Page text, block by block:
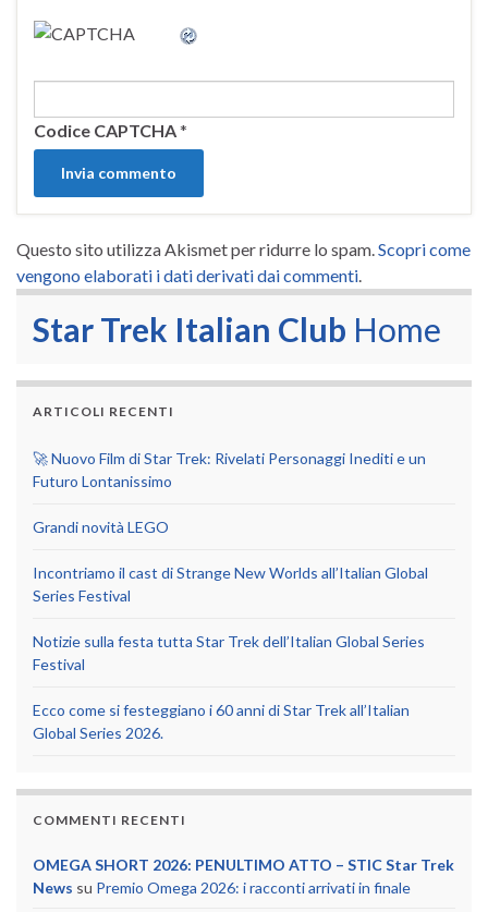
Codice CAPTCHA*
Questo sito utilizza Akismet per ridurre lo spam.Scopri come
vengono elaborati i dati derivati dai commenti.
Star Trek Italian Club Home
ARTICOLI RECENTI
🚀 Nuovo Film di Star Trek: Rivelati Personaggi Inediti e un
Futuro Lontanissimo
Grandi novità LEGO
Incontriamo il cast di Strange New Worlds all’Italian Global
Series Festival
Notizie sulla festa tutta Star Trek dell’Italian Global Series
Festival
Ecco come si festeggiano i 60 anni di Star Trek all’Italian
Global Series 2026.
COMMENTI RECENTI
OMEGA SHORT 2026: PENULTIMO ATTO – STIC Star Trek
News su Premio Omega 2026: i racconti arrivati in finale